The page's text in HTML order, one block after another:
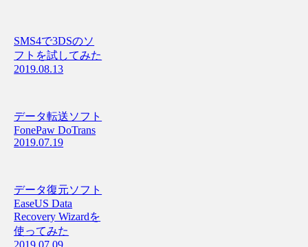
SMS4で3DSのソ
フトを試してみた
2019.08.13
データ転送ソフト
FonePaw DoTrans
2019.07.19
データ復元ソフト
EaseUS Data
Recovery Wizardを
使ってみた
2019.07.09